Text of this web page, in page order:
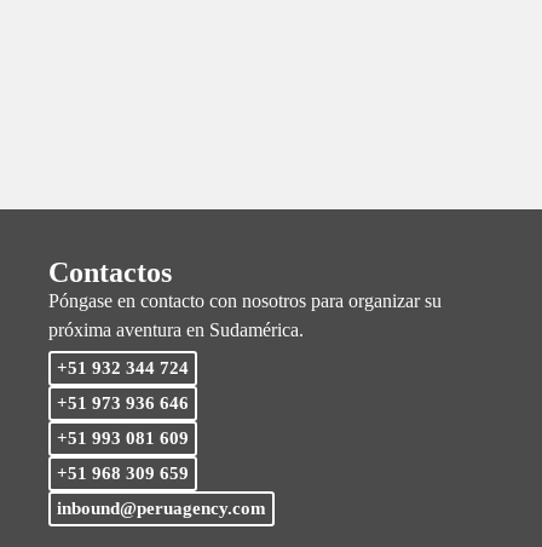
Contactos
Póngase en contacto con nosotros para organizar su
próxima aventura en Sudamérica.
+51 932 344 724
+51 973 936 646
+51 993 081 609
+51 968 309 659
inbound@peruagency.com